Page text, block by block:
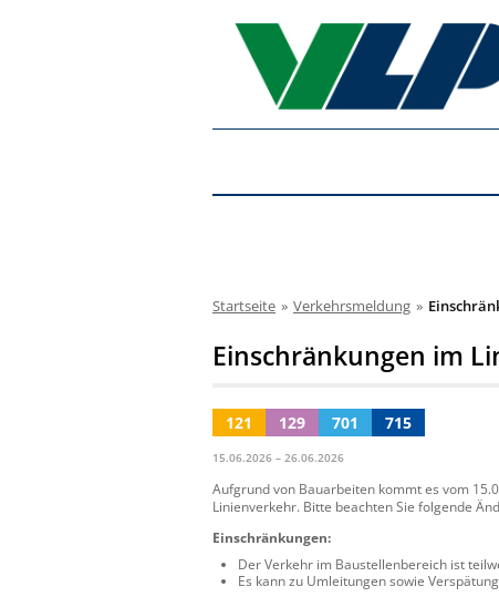
Startseite » Verkehrsmeldung »
Einschränkungen im
121 129 701 715
15.06.2026 – 26.06.2026
Aufgrund von Bauarbeiten kommt es vom
Linienverkehr. Bitte beachten Sie folgende
Einschränkungen:
Der Verkehr im Baustellenbereich ist
Es kann zu Umleitungen sowie